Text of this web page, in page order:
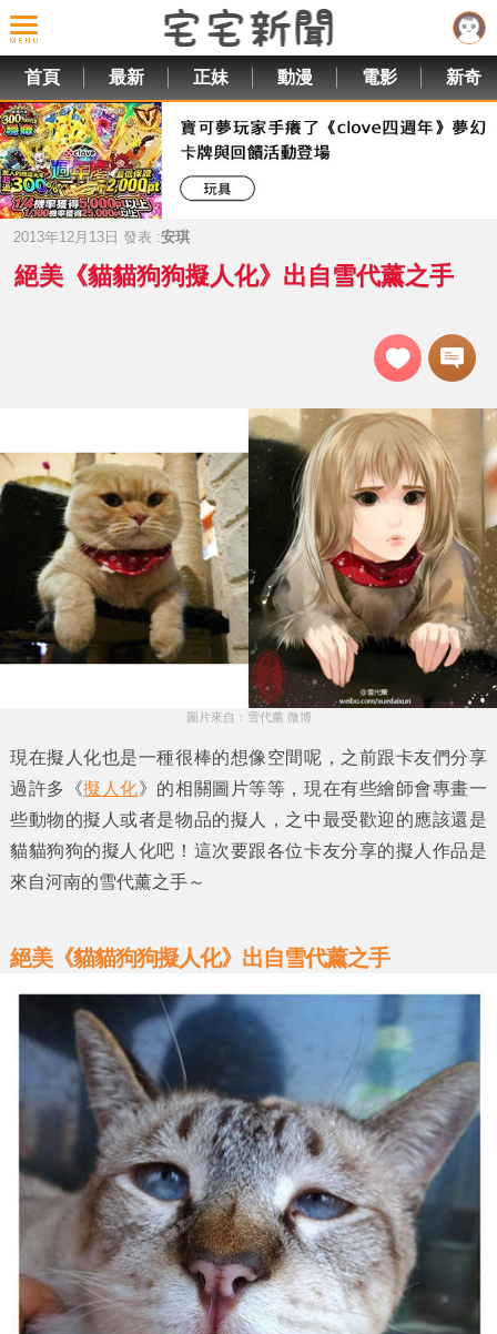
首頁 最新 正妹 動漫 電影 新奇
2013年12月13日 發表 :安琪
絕美《貓貓狗狗擬人化》出自雪代薰之手
圖片來自：雪代薰 微博
現在擬人化也是一種很棒的想像空間呢，之前跟卡友們分享
過許多《擬人化》的相關圖片等等，現在有些繪師會專畫一
些動物的擬人或者是物品的擬人，之中最受歡迎的應該還是
貓貓狗狗的擬人化吧！這次要跟各位卡友分享的擬人作品是
來自河南的雪代薰之手～
絕美《貓貓狗狗擬人化》出自雪代薰之手